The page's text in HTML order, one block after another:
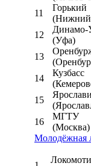
11
Горький
(Нижний
12
Динамо-
(Уфа)
13
14
Кузбасс
15
16
МГТУ
(Москва)
Молодёжная